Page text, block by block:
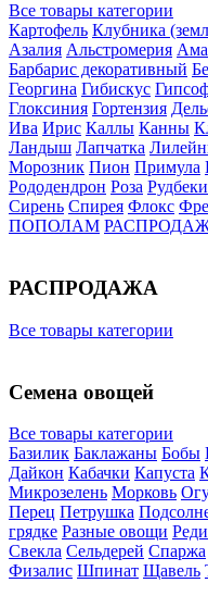
Все товары категории
Картофель Клубника
Азалия Альстромерия
Барбарис декоративный
Георгина Гибискус
Глоксиния Гортензия
Ива Ирис Каллы Канны
Ландыш Лапчатка
Морозник Пион Примула
Рододендрон Роза
Сирень Спирея Флокс
ПОПОЛАМ
РАСПРОДАЖА
Все товары категории
Семена овощей
Все товары категории
Базилик Баклажаны Бобы
Дайкон Кабачки Капуста
Микрозелень Морковь
Перец Петрушка
грядке Разные овощи
Свекла Сельдерей Спаржа
Физалис Шпинат Щавель